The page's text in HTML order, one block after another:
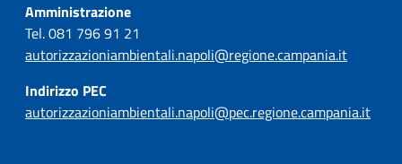
Amministrazione
Tel. 081 796 91 21
autorizzazioniambientali.napoli@regione.campania.it
Indirizzo PEC
autorizzazioniambientali.napoli@pec.regione.campania.it